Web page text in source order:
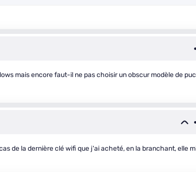
mais encore faut-il ne pas choisir un obscur modèle de
de la dernière clé wifi que j'ai acheté, en la branchant, elle